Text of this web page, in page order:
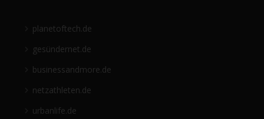
planetoftech.de
gesündernet.de
businessandmore.de
netzathleten.de
urbanlife.de